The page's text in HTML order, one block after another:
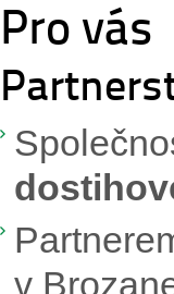
Pro vás
v